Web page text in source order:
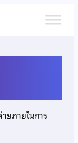
ยภายในการ